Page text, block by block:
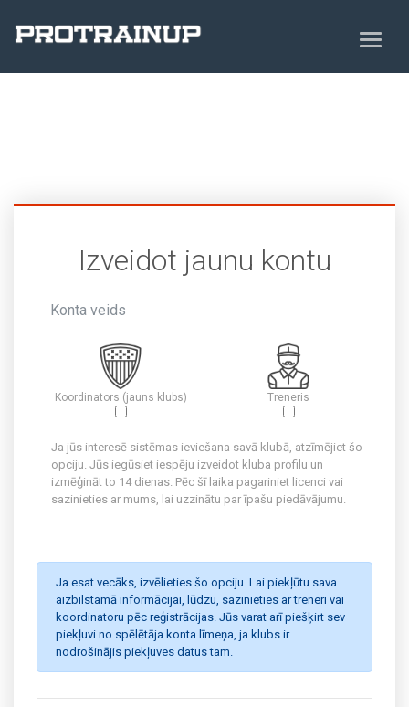
Izveidot jaunu kontu
Konta veids
Koordinators (jauns klubs) Treneris
Ja jūs interesē sistēmas ieviešana savā klubā, atzīmējiet šo
opciju. Jūs iegūsiet iespēju izveidot kluba profilu un
izmēģināt to 14 dienas. Pēc šī laika pagariniet licenci vai
sazinieties ar mums, lai uzzinātu par īpašu piedāvājumu.
Ja esat vecāks, izvēlieties šo opciju. Lai piekļūtu sava
aizbilstamā informācijai, lūdzu, sazinieties ar treneri vai
koordinatoru pēc reģistrācijas. Jūs varat arī piešķirt sev
piekļuvi no spēlētāja konta līmeņa, ja klubs ir
nodrošinājis piekļuves datus tam.